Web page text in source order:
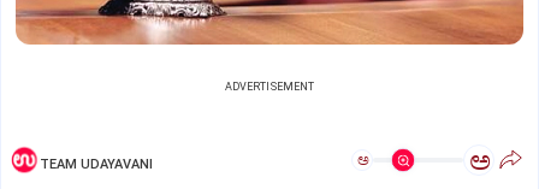
ADVERTISEMENT
TEAM UDAYAVANI ಅ ಅ